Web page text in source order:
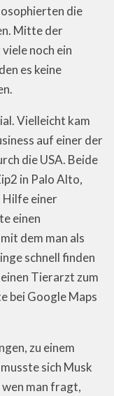
die
Mitte der
noch ein
es keine
Vielleicht kam
auf einer der
die USA. Beide
in Palo Alto,
Hilfe einer
einen
dem man als
schnell finden
Tierarzt zum
bei Google Maps
zu einem
sich Musk
wen man fragt,